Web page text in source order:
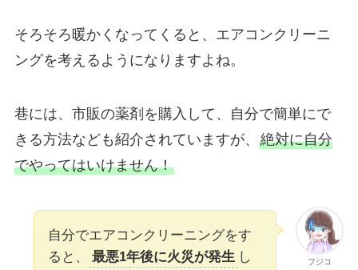
そろそろ暖かくなってくると、エアコンクリーニ
ングを考えるようになりますよね。
巷には、市販の薬剤を購入して、自分で簡単にで
きる方法なども紹介されていますが、 絶対に自分
でやってはいけません！
フジコ
自分でエアコンクリーニングをす
ると、
最悪1年後に火災が発生 し